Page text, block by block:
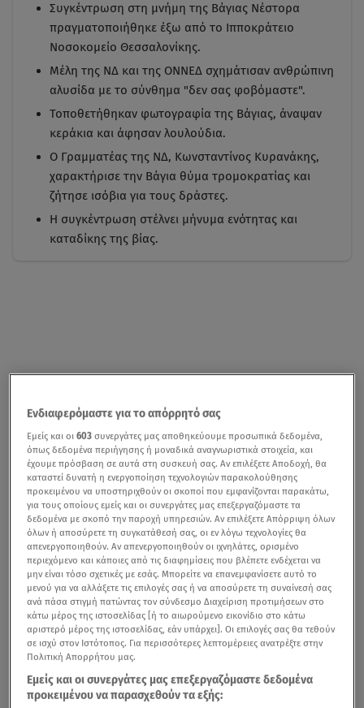
Συγκέντρωση στη μνήμη της Βάγιας Νέστορα
πραγματοποιήθηκε έξω από το Ιπποκράτειο
Νοσοκομείο Θεσσαλονίκης.
Μέλη της ΝΔ και της ΟΝΝΕΔ σχημάτισαν ανθρώπινη
αλυσίδα με το σύνθημα "δεν σας φοβόμαστε".
Τοποθετήθηκαν φωτογραφία της Βάγιας, άναψαν
κεράκια και άφησαν λουλούδια.
Ο Γραμματέας της ΝΔ, Κωνσταντίνος Κυρανάκης,
χαρακτήρισε την Βάγια θύμα τρομοκρατίας και
ζήτησε ισόβια για τους δράστες.
Η συγκέντρωση στέλνει μήνυμα ενότητας και
καταδίκης της βίας.
Ενδιαφερόμαστε για το απόρρητό σας
Εμείς και οι603 συνεργάτες μας αποθηκεύουμε προσωπικά δεδομένα,
όπως δεδομένα περιήγησης ή μοναδικά αναγνωριστικά στοιχεία, και
έχουμε πρόσβαση σε αυτά στη συσκευή σας. Αν επιλέξετε Αποδοχή, θα
καταστεί δυνατή η ενεργοποίηση τεχνολογιών παρακολούθησης
προκειμένου να υποστηριχθούν οι σκοποί που εμφανίζονται παρακάτω,
για τους οποίους εμείς και οι συνεργάτες μας επεξεργαζόμαστε τα
δεδομένα με σκοπό την παροχή υπηρεσιών. Αν επιλέξετε Απόρριψη όλων
όλων ή αποσύρετε τη συγκατάθεσή σας, οι εν λόγω τεχνολογίες θα
απενεργοποιηθούν. Αν απενεργοποιηθούν οι ιχνηλάτες, ορισμένο
περιεχόμενο και κάποιες από τις διαφημίσεις που βλέπετε ενδέχεται να
μην είναι τόσο σχετικές με εσάς. Μπορείτε να επανεμφανίσετε αυτό το
μενού για να αλλάξετε τις επιλογές σας ή να αποσύρετε τη συναίνεσή σας
ανά πάσα στιγμή πατώντας τον σύνδεσμο Διαχείριση προτιμήσεων στο
κάτω μέρος της ιστοσελίδας [ή το αιωρούμενο εικονίδιο στο κάτω
αριστερό μέρος της ιστοσελίδας, εάν υπάρχει]. Οι επιλογές σας θα τεθούν
σε ισχύ στον Ιστότοπος. Για περισσότερες λεπτομέρειες ανατρέξτε στην
Πολιτική Απορρήτου μας.
Εμείς και οι συνεργάτες μας επεξεργαζόμαστε δεδομένα
προκειμένου να παρασχεθούν τα εξής: